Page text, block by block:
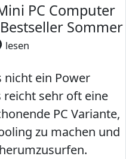
PC Computer
Sommer
lesen
nicht ein Power
reicht sehr oft eine
PC Variante,
zu machen und